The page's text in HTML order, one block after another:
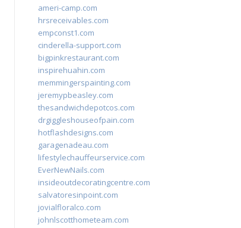
ameri-camp.com
hrsreceivables.com
empconst1.com
cinderella-support.com
bigpinkrestaurant.com
inspirehuahin.com
memmingerspainting.com
jeremypbeasley.com
thesandwichdepotcos.com
drgiggleshouseofpain.com
hotflashdesigns.com
garagenadeau.com
lifestylechauffeurservice.com
EverNewNails.com
insideoutdecoratingcentre.com
salvatoresinpoint.com
jovialfloralco.com
johnlscotthometeam.com